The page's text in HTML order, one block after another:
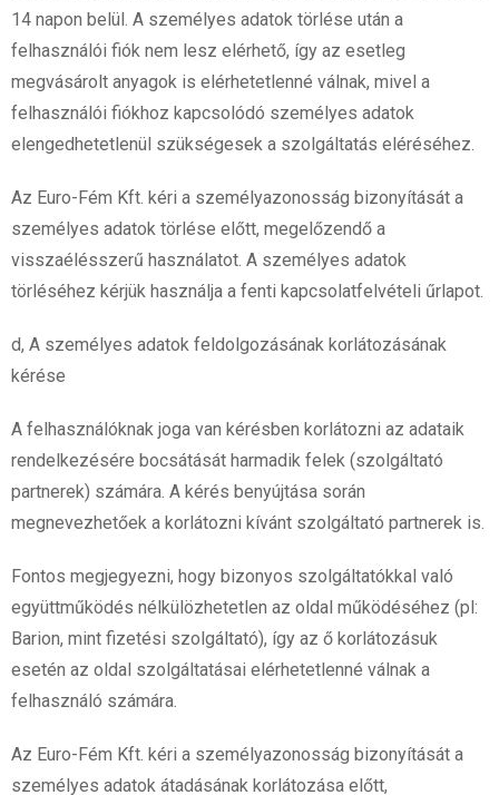
14 napon belül. A személyes adatok törlése után a
felhasználói fiók nem lesz elérhető, így az esetleg
megvásárolt anyagok is elérhetetlenné válnak, mivel a
felhasználói fiókhoz kapcsolódó személyes adatok
elengedhetetlenül szükségesek a szolgáltatás eléréséhez.
Az Euro-Fém Kft. kéri a személyazonosság bizonyítását a
személyes adatok törlése előtt, megelőzendő a
visszaélésszerű használatot. A személyes adatok
törléséhez kérjük használja a fenti kapcsolatfelvételi űrlapot.
d, A személyes adatok feldolgozásának korlátozásának
kérése
A felhasználóknak joga van kérésben korlátozni az adataik
rendelkezésére bocsátását harmadik felek (szolgáltató
partnerek) számára. A kérés benyújtása során
megnevezhetőek a korlátozni kívánt szolgáltató partnerek is.
Fontos megjegyezni, hogy bizonyos szolgáltatókkal való
együttműködés nélkülözhetetlen az oldal működéséhez (pl:
Barion, mint fizetési szolgáltató), így az ő korlátozásuk
esetén az oldal szolgáltatásai elérhetetlenné válnak a
felhasználó számára.
Az Euro-Fém Kft. kéri a személyazonosság bizonyítását a
személyes adatok átadásának korlátozása előtt,